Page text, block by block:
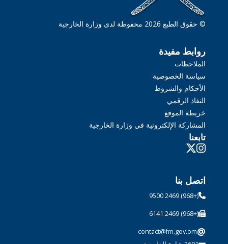
© حقوق الطبع 2026 محفوظة لدى وزارة الخارجية
روابط مفيدة
الملاحظات
سياسة الخصوصية
الأحكام والشروط
النفاذ الرقمي
خريطة الموقع
المشاركة الإلكترونية في وزارة الخارجية
تابعنا
اتصل بنا
(+968) 2469 9500
(+968) 2469 6141
@
contact@fm.gov.om